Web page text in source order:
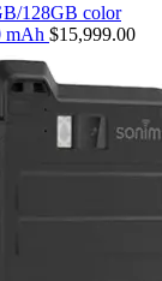
128GB color
mAh $15,999.00